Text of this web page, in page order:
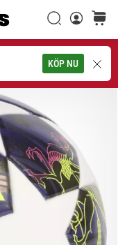
KÖP NU
Sök
Sök